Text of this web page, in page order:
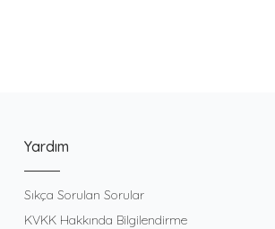
Yardım
Sıkça Sorulan Sorular
KVKK Hakkında Bilgilendirme